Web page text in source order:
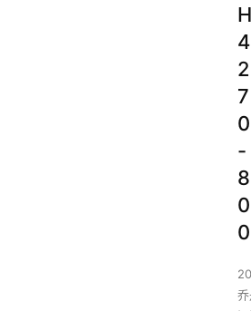
H
4
2
7
0
-
8
0
0